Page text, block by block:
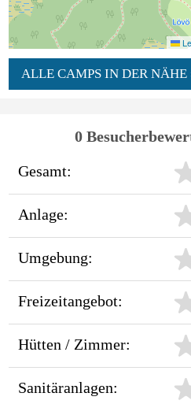
ALLE CAMPS IN DER NÄHE
0
Gesamt:
Anlage:
Umgebung:
Freizeitangebot:
Hütten / Zimmer:
Sanitäranlagen: